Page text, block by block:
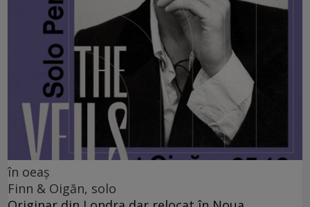
în oeaș
Finn & Oigăn, solo